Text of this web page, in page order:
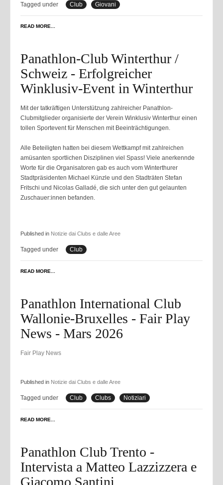
Tagged under Club Giovani
READ MORE...
Panathlon-Club Winterthur /
Schweiz - Erfolgreicher
Winklusiv-Event in Winterthur
Mit der tatkräftigen Unterstützung zahlreicher Panathlon-
Clubmitglieder organisierte der Verein Winklusiv Winterthur einen
tollen Sportevent für Menschen mit Beeinträchtigungen.
Alle Beteiligten hatten bei diesem Wettkampf mit zahlreichen
amüsanten sportlichen Disziplinen viel Spass! Viele anerkennde
Worte für die Organisatoren gab es auch vom Winterthurer
Stadtpräsidenten Michael Künzle und den Stadträten Stefan
Fritschi und Nicolas Galladé, die sich unter den gut gelaunten
Zuschauer:innen befanden.
Published in Notizie dai Clubs e dalle Aree
Tagged under Club
READ MORE...
Panathlon International Club
Wallonie-Bruxelles - Fair Play
News - Mars 2026
Fair Play News
Published in Notizie dai Clubs e dalle Aree
Tagged under Club Clubs Notiziari
READ MORE...
Panathlon Club Trento -
Intervista a Matteo Lazzizzera e
Giacomo Santini